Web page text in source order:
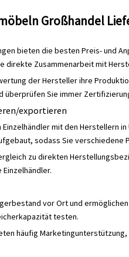
Großhandel
bieten die besten Preis- und
direkte Zusammenarbeit mit
der Hersteller ihre
überprüfen Sie immer
exportieren
mit den Herstellern
sodass Sie verschiedene
zu direkten
vor Ort und
testen.
häufig